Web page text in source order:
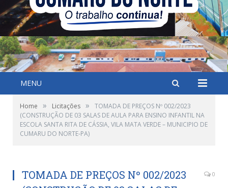
MENU
Home » Licitações »
TOMADA DE PREÇOS Nº 002/2023
(CONSTRUÇÃO DE 03 SALAS DE AULA PARA ENSINO INFANTIL NA
ESCOLA SANTA RITA DE CÁSSIA, VILA MATA VERDE – MUNICIPIO DE
CUMARU DO NORTE-PA)
TOMADA DE PREÇOS Nº 002/2023
0